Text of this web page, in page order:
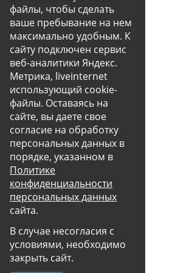
файлы, чтобы сделать
ваше пребывание на нем
максимально удобным. К
cайту подключен сервис
веб-аналитики Яндекс.
Метрика, liveinternet
использующий cookie-
файлы. Оставаясь на
сайте, вы даете свое
согласие на обработку
персональных данных в
порядке, указанном в
Политике
конфиденциальности
персональных данных
сайта.
В случае несогласия с
условиями, необходимо
закрыть сайт.